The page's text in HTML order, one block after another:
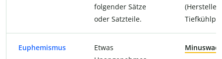
folgender Sätze
oder Satzteile.
(Hersteller
Euphemismus
Etwas